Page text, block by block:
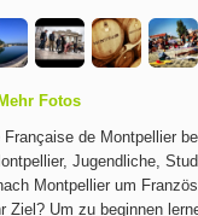
Fotos
Française de Montpellier
Jugendliche,
Montpellier um
Ziel? Um zu beginnen